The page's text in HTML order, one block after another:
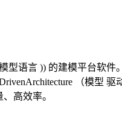
型语言 )) 的建模平台软
（模型
高效率。